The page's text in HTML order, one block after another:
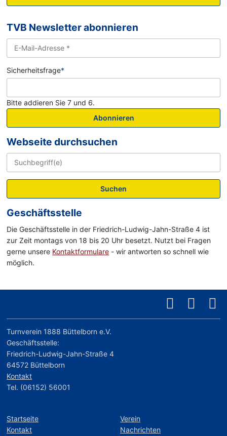
TVB Newsletter abonnieren
Sicherheitsfrage*
Bitte addieren Sie 7 und 6.
Abonnieren
Webseite durchsuchen
Suchen
Geschäftsstelle
Die Geschäftsstelle in der Friedrich-Ludwig-Jahn-Straße 4 ist
zur Zeit montags von 18 bis 20 Uhr besetzt. Nutzt bei Fragen
gerne unsere Kontaktformulare - wir antworten so schnell wie
möglich.
Turnverein 1888 Büttelborn e.V.
Geschäftsstelle:
Friedrich-Ludwig-Jahn-Straße 4
64572 Büttelborn
Kontakt
Tel. (06152) 56001
Startseite
Kontakt
Verein
Nachrichten